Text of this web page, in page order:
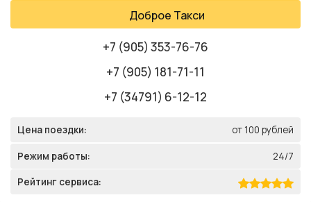
Доброе Такси
+7 (905) 353-76-76
+7 (905) 181-71-11
+7 (34791) 6-12-12
Цена поездки: от 100 рублей
Режим работы: 24/7
Рейтинг сервиса: